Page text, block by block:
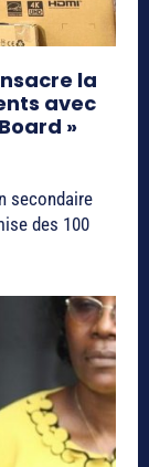
la
avec
»
secondaire
des 100